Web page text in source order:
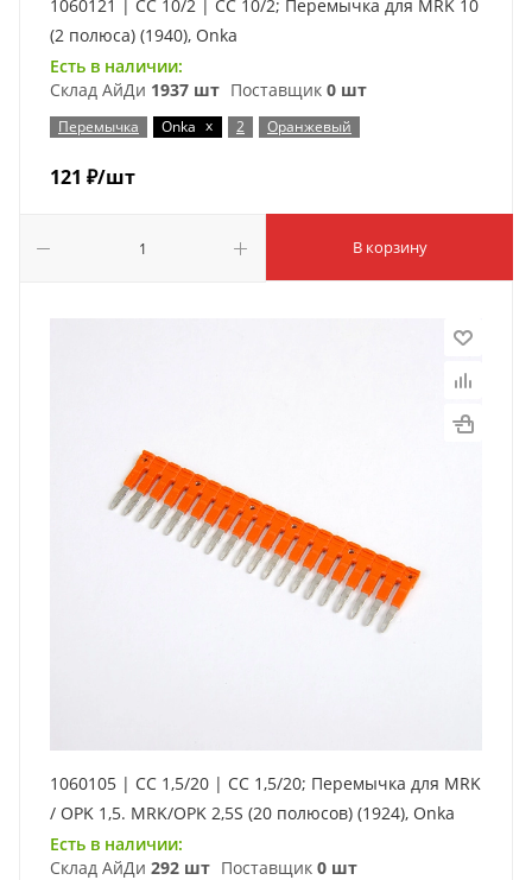
1060121 | CC 10/2 | CC 10/2; Перемычка для MRK 10
(2 полюса) (1940), Onka
Есть в наличии:
Склад АйДи 1937 шт Поставщик 0 шт
Перемычка Onka x 2 Оранжевый
121 ₽/шт
В корзину
1060105 | CC 1,5/20 | CC 1,5/20; Перемычка для MRK
/ OPK 1,5. MRK/OPK 2,5S (20 полюсов) (1924), Onka
Есть в наличии:
Склад АйДи 292 шт Поставщик 0 шт